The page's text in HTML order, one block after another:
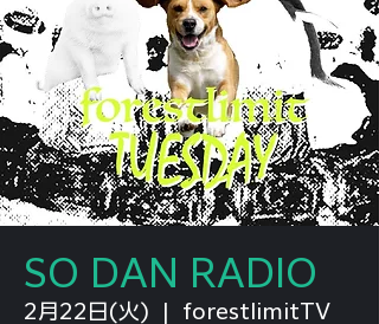
SO DAN RADIO
2月22日(火) forestlimitTV